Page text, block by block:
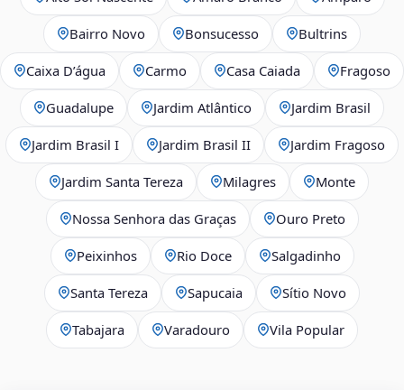
Bairro Novo Bonsucesso Bultrins
Caixa D’água Carmo Casa Caiada Fragoso
Guadalupe Jardim Atlântico Jardim Brasil
Jardim Brasil I Jardim Brasil II Jardim Fragoso
Jardim Santa Tereza Milagres Monte
Nossa Senhora das Graças Ouro Preto
Peixinhos Rio Doce Salgadinho
Santa Tereza Sapucaia Sítio Novo
Tabajara Varadouro Vila Popular